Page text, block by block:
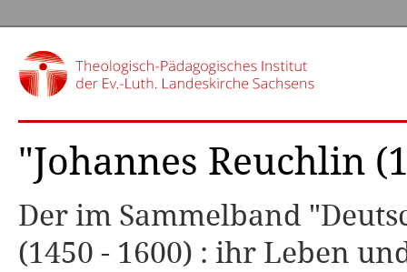
"Johannes Reuchlin
Der im Sammelband
(1450 - 1600) : ihr Leben